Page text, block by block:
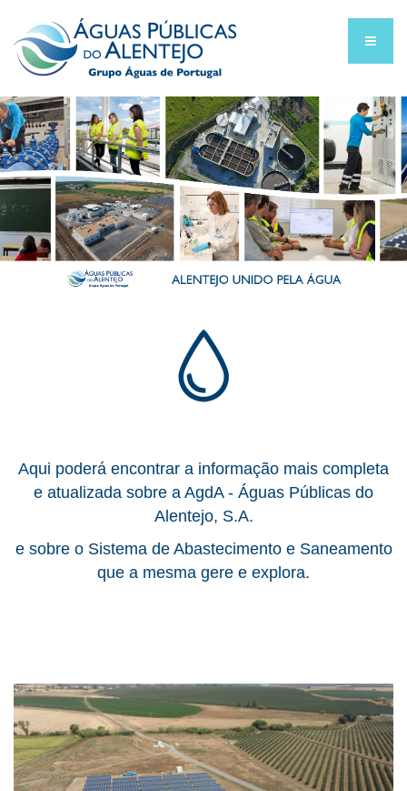
Aqui poderá encontrar a informação mais completa
e atualizada sobre a AgdA - Águas Públicas do
Alentejo, S.A.
e sobre o Sistema de Abastecimento e Saneamento
que a mesma gere e explora.